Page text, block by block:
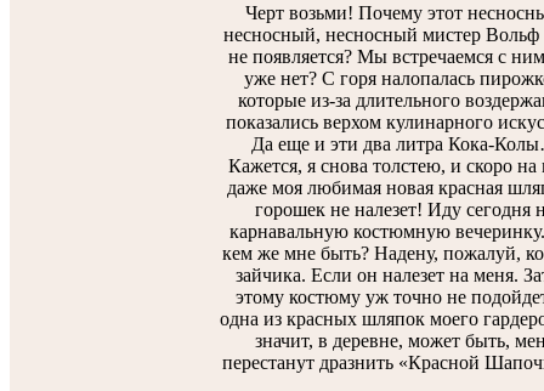
Черт возьми! Почему этот
несносный, несносный мистер Вольф
не появляется? Мы встречаемся с
уже нет? С горя налопалась
которые из-за длительного
показались верхом кулинарного
Да еще и эти два литра Кока-
Кажется, я снова толстею, и скоро на
даже моя любимая новая красная
горошек не налезет! Иду сегодня
карнавальную костюмную
кем же мне быть? Надену, пожалуй,
зайчика. Если он налезет на меня.
этому костюму уж точно не
одна из красных шляпок моего
значит, в деревне, может быть,
перестанут дразнить «Красной